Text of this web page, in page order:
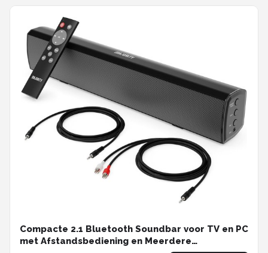
Compacte 2.1 Bluetooth Soundbar voor TV en PC
met Afstandsbediening en Meerdere